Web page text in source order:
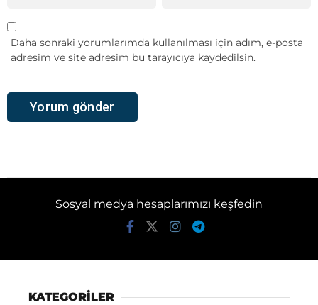
Daha sonraki yorumlarımda kullanılması için adım, e-posta
adresim ve site adresim bu tarayıcıya kaydedilsin.
Sosyal medya hesaplarımızı keşfedin
KATEGORİLER